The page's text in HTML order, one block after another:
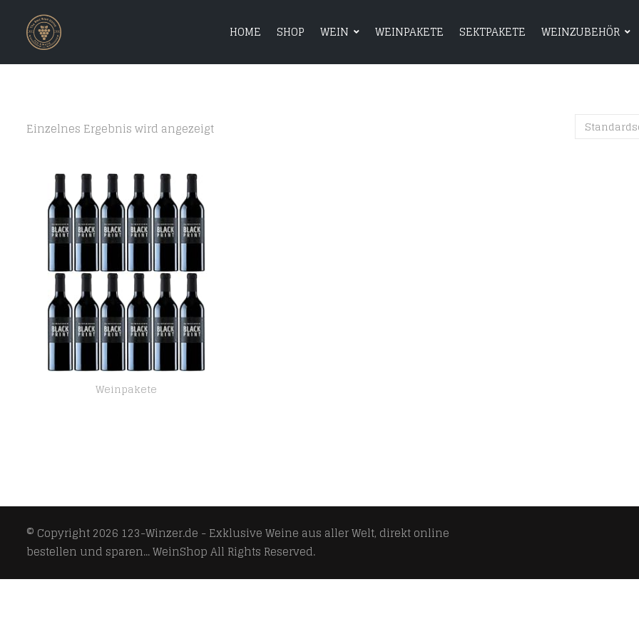
HOME SHOP WEIN WEINPAKETE SEKTPAKETE WEINZUBEHÖR
HOME SHOP WEIN WEINPAKETE
Einzelnes Ergebnis wird angezeigt
Weinpakete
© Copyright 2026 123-Winzer.de - Exklusive Weine aus aller Welt, direkt online
bestellen und sparen... WeinShopAll Rights Reserved.